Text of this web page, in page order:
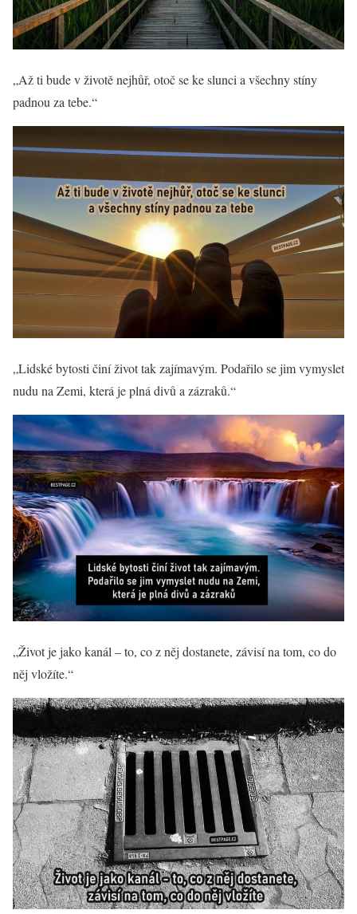
„Až ti bude v životě nejhůř, otoč se ke slunci a všechny stíny
padnou za tebe.“
„Lidské bytosti činí život tak zajímavým. Podařilo se jim vymyslet
nudu na Zemi, která je plná divů a zázraků.“
„Život je jako kanál – to, co z něj dostanete, závisí na tom, co do
něj vložíte.“